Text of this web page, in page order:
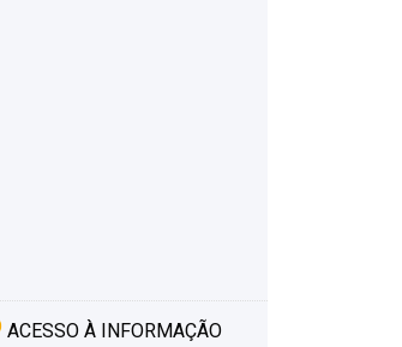
ACESSO À INFORMAÇÃO